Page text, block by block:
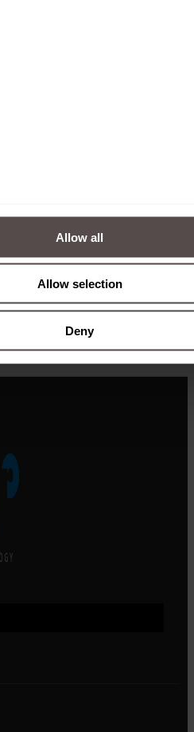
Allow all
Allow selection
Deny